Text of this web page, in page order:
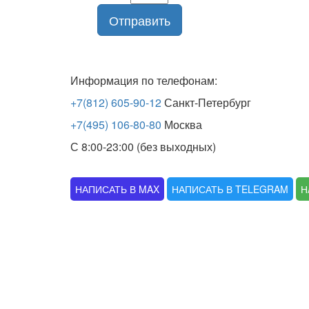
Отправить
Информация по телефонам:
+7(812) 605-90-12Санкт-Петербург
+7(495) 106-80-80 Москва
С 8:00-23:00 (без выходных)
НАПИСАТЬ В MAX НАПИСАТЬ В TELEGRAM